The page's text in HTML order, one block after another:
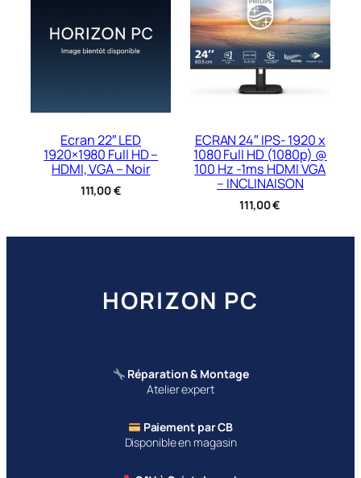
Ecran 22″ LED
1920×1980 Full HD –
HDMI, VGA – Noir
111,00€
ECRAN 24″ IPS- 1920 x
1080 Full HD (1080p) @
100 Hz -1ms HDMI VGA
– INCLINAISON
111,00€
HORIZON PC
Réparation & Montage
Atelier expert
Paiement par CB
Disponible en magasin